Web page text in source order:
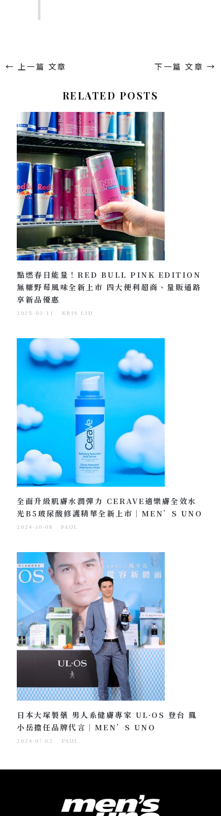
← 上一篇 文章 下一篇 文章 →
RELATED POSTS
點燃春日能量！RED BULL PINK EDITION
無糖野莓風味全新上市 四大便利超商、量販通路
享新品優惠
2025-03-11 KRIS LIU
全面升級肌膚水潤彈力 CERAVE適樂膚全效水
光B5玻尿酸修護精華全新上市｜MEN’S UNO
2024-10-08 PAUL
日本大塚製藥 男人系健膚專家 UL·OS 登台 鳳
小岳擔任品牌代言｜MEN’S UNO
2024-07-02 PAUL